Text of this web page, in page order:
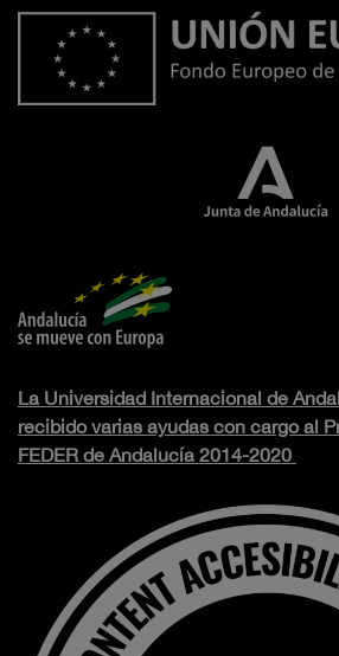
La Universidad Internacional de
recibido varias ayudas con cargo al
FEDER de Andalucía 2014-2020